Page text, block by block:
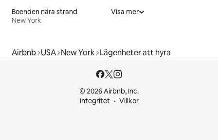
Boenden nära strand
New York
Visa mer
Airbnb USA New York Lägenheter att hyra
© 2026 Airbnb, Inc.
Integritet
Villkor